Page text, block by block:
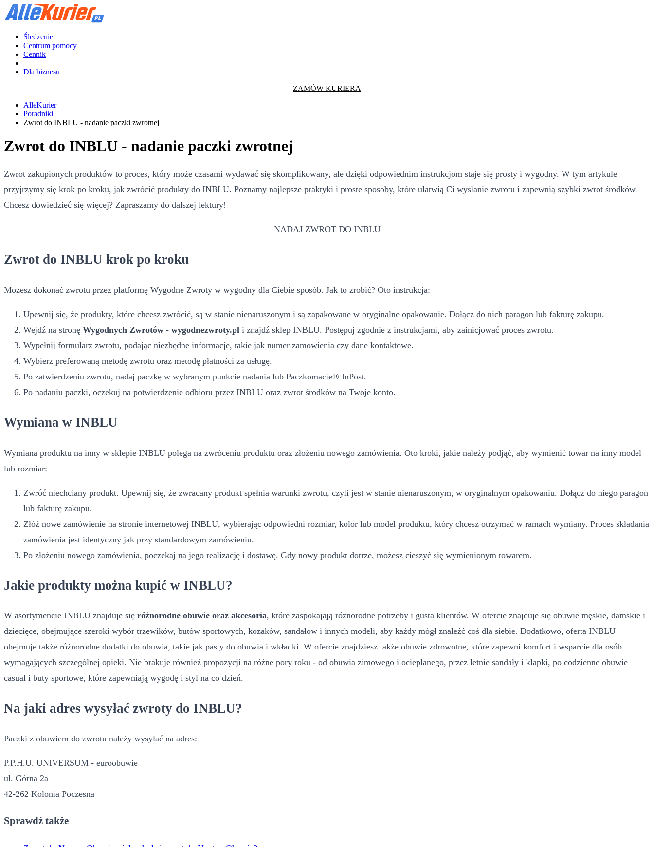
Śledzenie
Centrum pomocy
Cennik
Dla biznesu
ZAMÓW KURIERA
AlleKurier
Poradniki
Zwrot do INBLU - nadanie paczki zwrotnej
Zwrot do INBLU - nadanie paczki zwrotnej
Zwrot zakupionych produktów to proces, który może czasami wydawać się skomplikowany, ale dzięki odpowiednim instrukcjom staje się prosty i wygodny. W tym artykule
przyjrzymy się krok po kroku, jak zwrócić produkty do INBLU. Poznamy najlepsze praktyki i proste sposoby, które ułatwią Ci wysłanie zwrotu i zapewnią szybki zwrot środków.
Chcesz dowiedzieć się więcej? Zapraszamy do dalszej lektury!
NADAJ ZWROT DO INBLU
Zwrot do INBLU krok po kroku
Możesz dokonać zwrotu przez platformę Wygodne Zwroty w wygodny dla Ciebie sposób. Jak to zrobić? Oto instrukcja:
Upewnij się, że produkty, które chcesz zwrócić, są w stanie nienaruszonym i są zapakowane w oryginalne opakowanie. Dołącz do nich paragon lub fakturę zakupu.
Wejdź na stronę Wygodnych Zwrotów - wygodnezwroty.pl i znajdź sklep INBLU. Postępuj zgodnie z instrukcjami, aby zainicjować proces zwrotu.
Wypełnij formularz zwrotu, podając niezbędne informacje, takie jak numer zamówienia czy dane kontaktowe.
Wybierz preferowaną metodę zwrotu oraz metodę płatności za usługę.
Po zatwierdzeniu zwrotu, nadaj paczkę w wybranym punkcie nadania lub Paczkomacie® InPost.
Po nadaniu paczki, oczekuj na potwierdzenie odbioru przez INBLU oraz zwrot środków na Twoje konto.
Wymiana w INBLU
Wymiana produktu na inny w sklepie INBLU polega na zwróceniu produktu oraz złożeniu nowego zamówienia. Oto kroki, jakie należy podjąć, aby wymienić towar na inny model
lub rozmiar:
Zwróć niechciany produkt. Upewnij się, że zwracany produkt spełnia warunki zwrotu, czyli jest w stanie nienaruszonym, w oryginalnym opakowaniu. Dołącz do niego paragon
lub fakturę zakupu.
Złóż nowe zamówienie na stronie internetowej INBLU, wybierając odpowiedni rozmiar, kolor lub model produktu, który chcesz otrzymać w ramach wymiany. Proces składania
zamówienia jest identyczny jak przy standardowym zamówieniu.
Po złożeniu nowego zamówienia, poczekaj na jego realizację i dostawę. Gdy nowy produkt dotrze, możesz cieszyć się wymienionym towarem.
Jakie produkty można kupić w INBLU?
W asortymencie INBLU znajduje się różnorodne obuwie oraz akcesoria, które zaspokajają różnorodne potrzeby i gusta klientów. W ofercie znajduje się obuwie męskie, damskie i
dziecięce, obejmujące szeroki wybór trzewików, butów sportowych, kozaków, sandałów i innych modeli, aby każdy mógł znaleźć coś dla siebie. Dodatkowo, oferta INBLU
obejmuje także różnorodne dodatki do obuwia, takie jak pasty do obuwia i wkładki. W ofercie znajdziesz także obuwie zdrowotne, które zapewni komfort i wsparcie dla osób
wymagających szczególnej opieki. Nie brakuje również propozycji na różne pory roku - od obuwia zimowego i ocieplanego, przez letnie sandały i klapki, po codzienne obuwie
casual i buty sportowe, które zapewniają wygodę i styl na co dzień.
Na jaki adres wysyłać zwroty do INBLU?
Paczki z obuwiem do zwrotu należy wysyłać na adres:
P.P.H.U. UNIVERSUM - euroobuwie
ul. Górna 2a
42-262 Kolonia Poczesna
Sprawdź także